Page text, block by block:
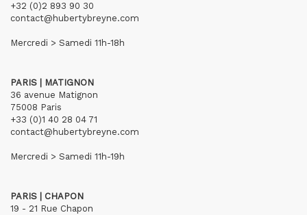
+32 (0)2 893 90 30
contact@hubertybreyne.com
Mercredi > Samedi 11h-18h
PARIS | MATIGNON
36 avenue Matignon
75008 Paris
+33 (0)1 40 28 04 71
contact@hubertybreyne.com
Mercredi > Samedi 11h-19h
PARIS | CHAPON
19 - 21 Rue Chapon